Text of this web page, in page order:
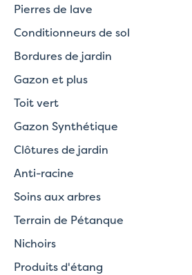
Pierres de lave
Conditionneurs de sol
Bordures de jardin
Gazon et plus
Toit vert
Gazon Synthétique
Clôtures de jardin
Anti-racine
Soins aux arbres
Terrain de Pétanque
Nichoirs
Produits d'étang